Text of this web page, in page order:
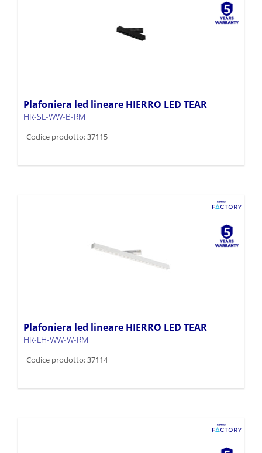
Plafoniera led lineare HIERRO LED TEAR
HR-SL-WW-B-RM
Codice prodotto: 37115
Plafoniera led lineare HIERRO LED TEAR
HR-LH-WW-W-RM
Codice prodotto: 37114